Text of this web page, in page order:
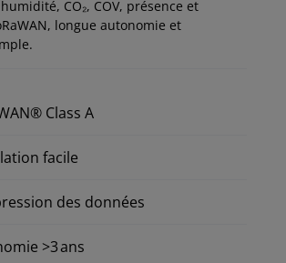
CO₂, COV, présence et
longue autonomie et
Class A
facile
des données
>3 ans